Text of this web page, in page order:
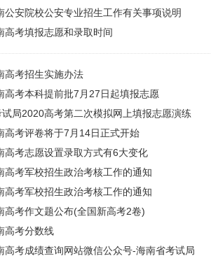
公安院校公安专业招生工作有关事项说明
高考填报志愿和录取时间
高考招生实施办法
高考本科提前批7月27日起填报志愿
局2020高考第二次模拟网上填报志愿演练
高考评卷将于7月14日正式开始
高考志愿设置录取方式有6大变化
高考军校招生政治考核工作的通知
高考军校招生政治考核工作的通知
高考作文题公布(全国新高考2卷)
高考分数线
高考成绩查询网站微信公众号-海南省考试局